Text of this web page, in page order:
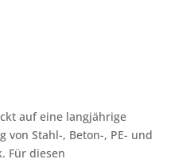
auf eine langjährige
von Stahl-, Beton-, PE- und
Für diesen